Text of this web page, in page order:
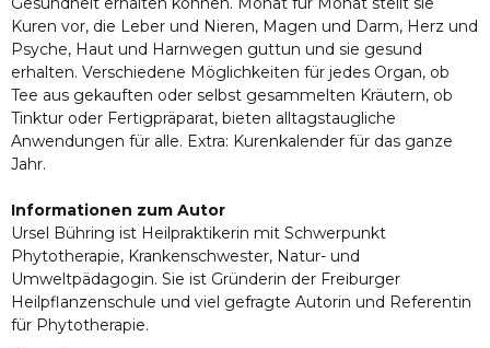
Kuren vor, die Leber und Nieren, Magen und Darm, Herz und
Psyche, Haut und Harnwegen guttun und sie gesund
erhalten. Verschiedene Möglichkeiten für jedes Organ, ob
Tee aus gekauften oder selbst gesammelten Kräutern, ob
Tinktur oder Fertigpräparat, bieten alltagstaugliche
Anwendungen für alle. Extra: Kurenkalender für das ganze
Jahr.
Informationen zum Autor
Ursel Bühring ist Heilpraktikerin mit Schwerpunkt
Phytotherapie, Krankenschwester, Natur- und
Umweltpädagogin. Sie ist Gründerin der Freiburger
Heilpflanzenschule und viel gefragte Autorin und Referentin
für Phytotherapie.